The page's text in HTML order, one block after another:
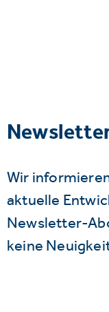
Wir
aktuelle
Newsletter-
keine